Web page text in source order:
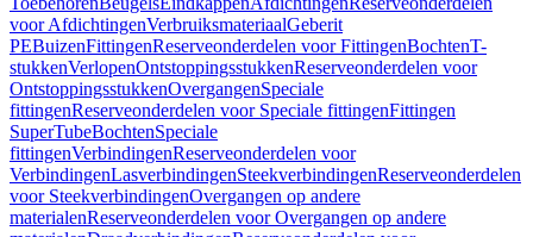
voor AfdichtingenVerbruiksmateriaalGeberit
PEBuizenFittingenReserveonderdelen voor FittingenBochtenT-
stukkenVerlopenOntstoppingsstukkenReserveonderdelen voor
OntstoppingsstukkenOvergangenSpeciale
fittingenReserveonderdelen voor Speciale fittingenFittingen
SuperTubeBochtenSpeciale
fittingenVerbindingenReserveonderdelen voor
VerbindingenLasverbindingenSteekverbindingenReserveonderdelen
voor SteekverbindingenOvergangen op andere
materialenReserveonderdelen voor Overgangen op andere